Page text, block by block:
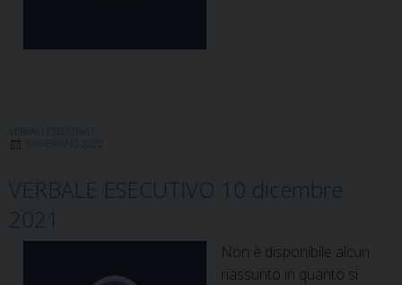
VERBALI ESECUTIVO
10 GENNAIO 2022
VERBALE ESECUTIVO 10 dicembre
2021
Non è disponibile alcun
riassunto in quanto si